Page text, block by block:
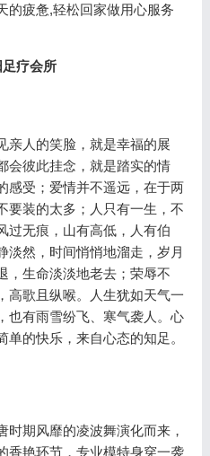
的疲惫,轻松回家做用心服务
亲人的笑脸，就是幸福的展
会彼此挂念，就是踏实的情
感受；爱情并不遥远，在于两
要装的太多；人只有一生，不
过无痕，山有高低，人有伯
淡然，时间悄悄地溜走，岁月
，生命淡淡地老去；荣辱不
高歌且纵喉。人生犹如天气一
也有雨雪纷飞、寒气袭人。心
的快乐，来自心态的知足。
期风靡的凌波舞演化而来，
香艳环节，专业模特身穿一袭